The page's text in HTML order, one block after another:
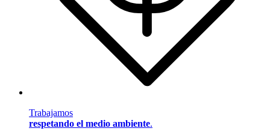
Trabajamos
respetando el medio ambiente.